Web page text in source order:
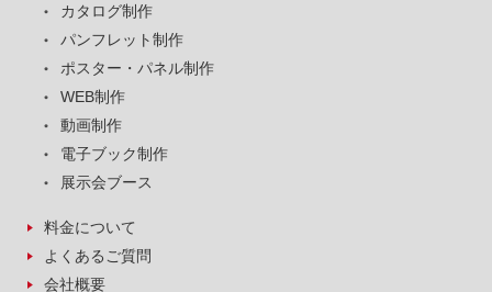
カタログ制作
パンフレット制作
ポスター・パネル制作
WEB制作
動画制作
電子ブック制作
展示会ブース
料金について
よくあるご質問
会社概要